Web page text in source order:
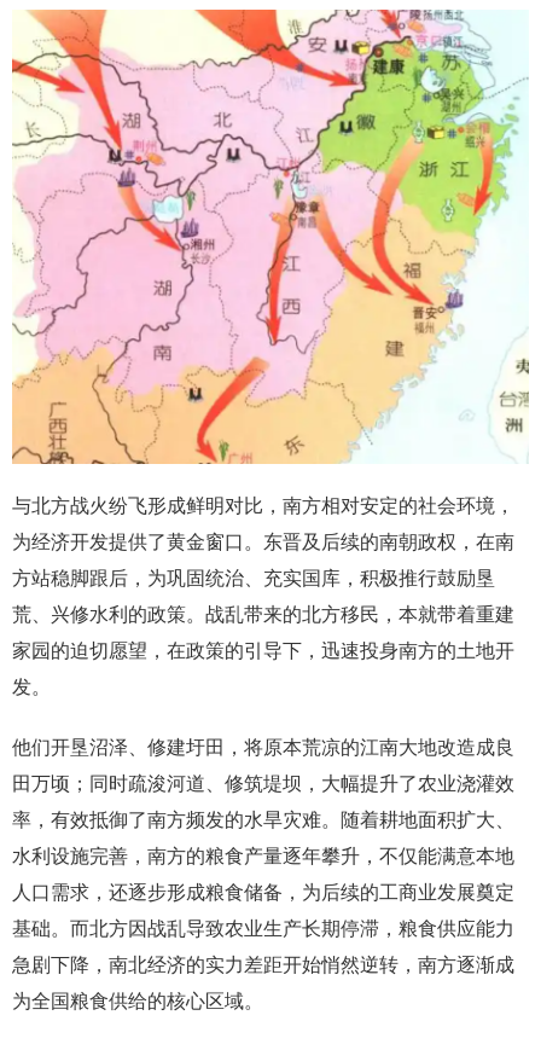
与北方战火纷飞形成鲜明对比，南方相对安定的社会环境，
为经济开发提供了黄金窗口。东晋及后续的南朝政权，在南
方站稳脚跟后，为巩固统治、充实国库，积极推行鼓励垦
荒、兴修水利的政策。战乱带来的北方移民，本就带着重建
家园的迫切愿望，在政策的引导下，迅速投身南方的土地开
发。
他们开垦沼泽、修建圩田，将原本荒凉的江南大地改造成良
田万顷；同时疏浚河道、修筑堤坝，大幅提升了农业浇灌效
率，有效抵御了南方频发的水旱灾难。随着耕地面积扩大、
水利设施完善，南方的粮食产量逐年攀升，不仅能满意本地
人口需求，还逐步形成粮食储备，为后续的工商业发展奠定
基础。而北方因战乱导致农业生产长期停滞，粮食供应能力
急剧下降，南北经济的实力差距开始悄然逆转，南方逐渐成
为全国粮食供给的核心区域。